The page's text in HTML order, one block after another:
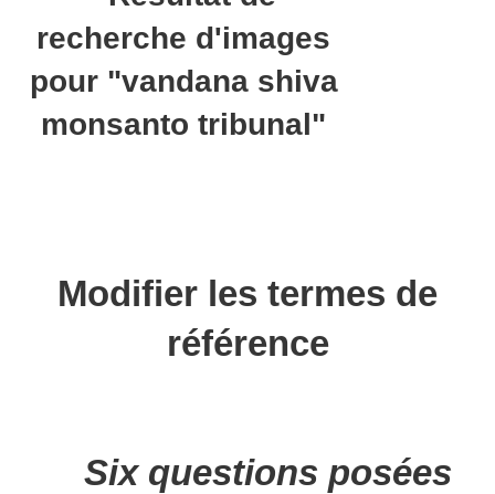
Modifier les termes de
référence
Six questions posées